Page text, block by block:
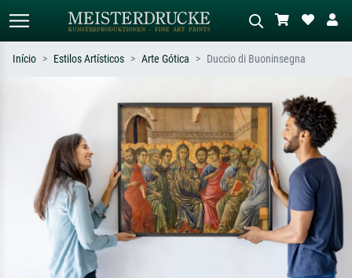
Pesquise por artista, título ou estilo –
ex: Monet, Noite Estrelada,
impressionismo, onda de Hokusai, nu.
Descreva a cena – ex: prado verde,
abstrato com muito vermelho, pintura
a óleo escura, nu em pé ao lado de
uma árvore.
Início Estilos Artísticos Arte Gótica Duccio di Buoninsegna